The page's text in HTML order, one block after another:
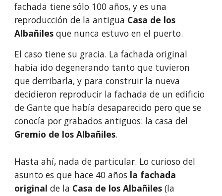
fachada tiene sólo 100 años, y es una
reproducción de la antigua Casa de los
Albañiles que nunca estuvo en el puerto.
El caso tiene su gracia. La fachada original
había ido degenerando tanto que tuvieron
que derribarla, y para construir la nueva
decidieron reproducir la fachada de un edificio
de Gante que había desaparecido pero que se
Gremio de los Albañiles.
Hasta ahí, nada de particular. Lo curioso del
asunto es que hace 40 años la fachada
original de la Casa de los Albañiles (la